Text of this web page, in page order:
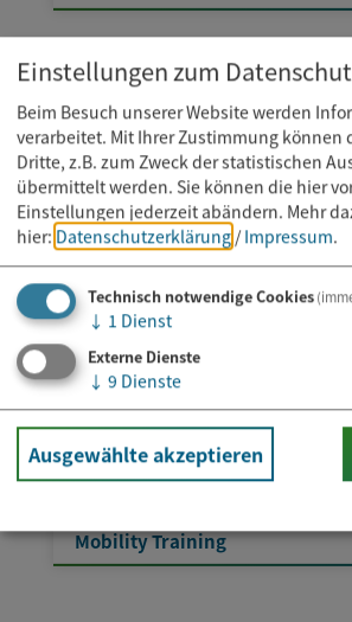
Kurs
Mobility Training
Einstellungen zum
Beim Besuch unserer Website werden
verarbeitet. Mit Ihrer Zustimmung können
Dritte, z.B. zum Zweck der statistischen
übermittelt werden. Sie können die hier
Einstellungen jederzeit abändern. Mehr
hier: Datenschutzerklärung / Impressum.
Technisch notwendige Cookies
↓ 1 Dienst
Externe Dienste
↓ 9 Dienste
Ausgewählte akzeptieren